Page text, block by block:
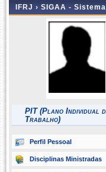
IFRJ › SIGAA -
PIT (Plano Individual
Trabalho)
Perfil Pessoal
Disciplinas Ministradas